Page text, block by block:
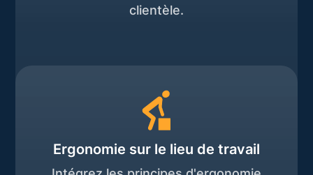
clientèle.
Ergonomie sur le lieu de travail